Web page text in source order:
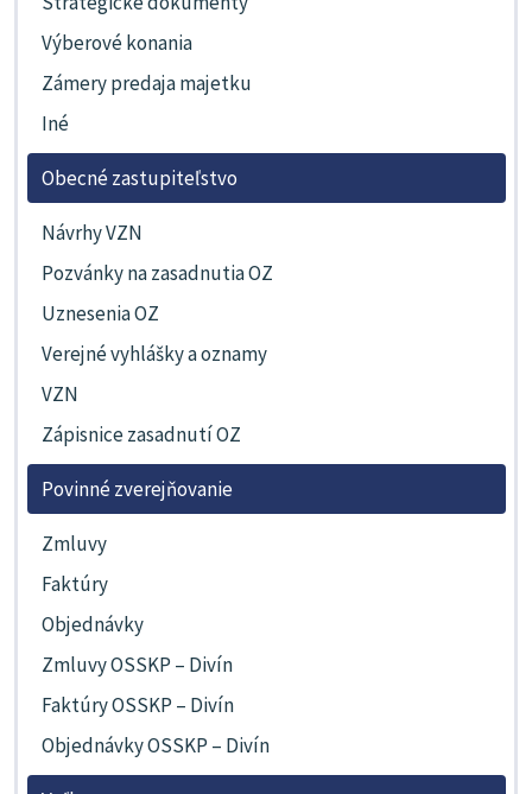
Výberové konania
Zámery predaja majetku
Iné
Obecné zastupiteľstvo
Návrhy VZN
Pozvánky na zasadnutia OZ
Uznesenia OZ
Verejné vyhlášky a oznamy
VZN
Zápisnice zasadnutí OZ
Povinné zverejňovanie
Zmluvy
Faktúry
Objednávky
Zmluvy OSSKP – Divín
Faktúry OSSKP – Divín
Objednávky OSSKP – Divín